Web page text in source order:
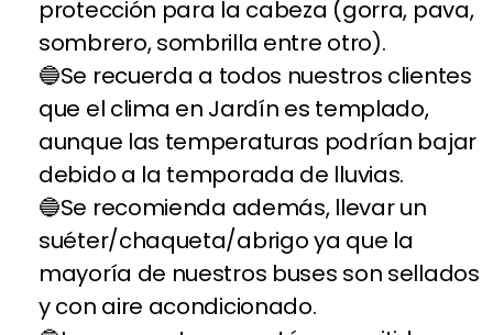
protección para la cabeza (gorra, pava,
sombrero, sombrilla entre otro).
Se recuerda a todos nuestros clientes
que el clima en Jardín es templado,
aunque las temperaturas podrían bajar
debido a la temporada de lluvias.
Se recomienda además, llevar un
suéter/chaqueta/abrigo ya que la
mayoría de nuestros buses son sellados
y con aire acondicionado.